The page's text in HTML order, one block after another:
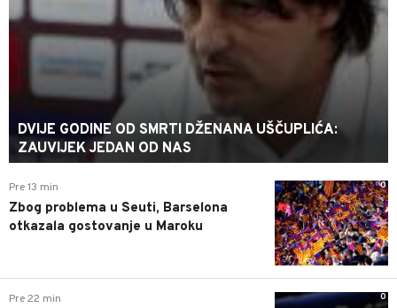
DVIJE GODINE OD SMRTI DŽENANA UŠČUPLIĆA:
ZAUVIJEK JEDAN OD NAS
0
Pre 13 min
Zbog problema u Seuti, Barselona
otkazala gostovanje u Maroku
0
Pre 22 min